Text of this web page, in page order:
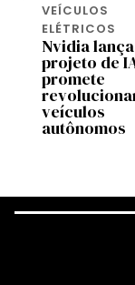
VEÍCULOS
ELÉTRICOS
Nvidia lança
projeto de
promete
veículos
autônomos